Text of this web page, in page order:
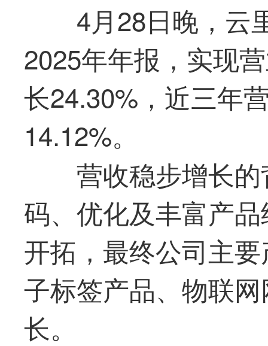
4月28日晚， 云
2025年年报，实现
长24.30%，近三年
14.12%。
营收稳步增长
码、优化及丰富产
开拓， 最终公司主
子标签产品、物联
长。